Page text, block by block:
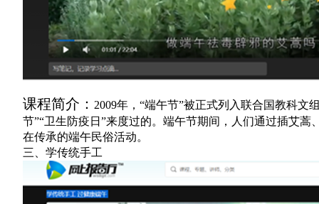
课程简介： 2009年，“端午节”被正式列入联合国教科文
节”“卫生防疫日”来度过的。端午节期间，人们通过插艾
在传承的端午民俗活动。
三、学传统手工